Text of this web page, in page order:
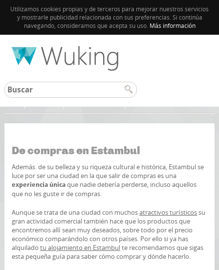
Utilizamos cookies propias y de terceros para mejorar nuestros servicios
y mostrarle publicidad relacionada con sus preferencias. Si continúa
navegando, consideramos que acepta su uso. Más información
De compras en Estambul
Además de su belleza y su riqueza cultural e histórica, Estambul se
luce por ser una ciudad en la que salir de compras es una
experiencia únicaque nadie debería perderse, incluso aquellos
que no les guste ir de compras.
Aunque se trata de una ciudad con muchosatractivos turísticossu
gran actividad comercial también hace que los productos que
encontremos allí sean muy deseados, sobre todo por el precio
económico comparándolo con otros países. Por ello si ya has
alquilado tu alojamiento en Estambulte recomendamos que sigas
esta pequeña guía para saber cómo comprar y dónde hacerlo.